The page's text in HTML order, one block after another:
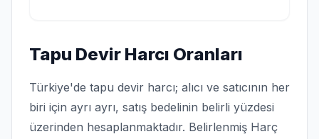
Tapu Devir Harcı Oranları
Türkiye'de tapu devir harcı; alıcı ve satıcının her
biri için ayrı ayrı, satış bedelinin belirli yüzdesi
üzerinden hesaplanmaktadır. Belirlenmiş Harç